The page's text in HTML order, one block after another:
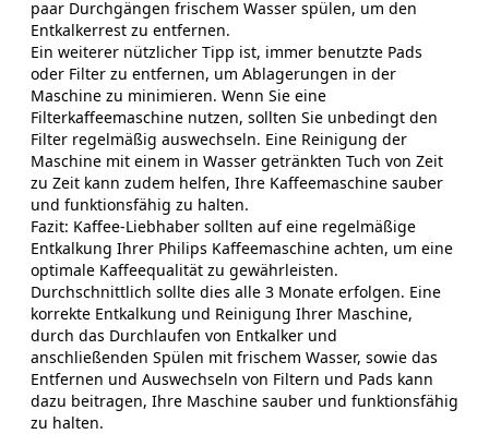
paar Durchgängen frischem Wasser spülen, um den
Entkalkerrest zu entfernen.
Ein weiterer nützlicher Tipp ist, immer benutzte Pads
oder Filter zu entfernen, um Ablagerungen in der
Maschine zu minimieren. Wenn Sie eine
Filterkaffeemaschine nutzen, sollten Sie unbedingt den
Filter regelmäßig auswechseln. Eine Reinigung der
Maschine mit einem in Wasser getränkten Tuch von Zeit
zu Zeit kann zudem helfen, Ihre Kaffeemaschine sauber
und funktionsfähig zu halten.
Fazit: Kaffee-Liebhaber sollten auf eine regelmäßige
Entkalkung Ihrer Philips Kaffeemaschine achten, um eine
optimale Kaffeequalität zu gewährleisten.
Durchschnittlich sollte dies alle 3 Monate erfolgen. Eine
korrekte Entkalkung und Reinigung Ihrer Maschine,
durch das Durchlaufen von Entkalker und
anschließenden Spülen mit frischem Wasser, sowie das
Entfernen und Auswechseln von Filtern und Pads kann
dazu beitragen, Ihre Maschine sauber und funktionsfähig
zu halten.